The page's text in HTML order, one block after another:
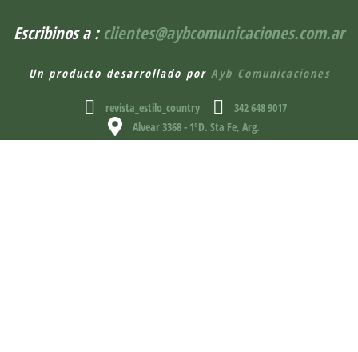
Escribinos a : clientes@aybcomunicaciones.com.ar
Un producto desarrollado por Ayb Comunicaciones
revista_estilo_country
342 648 9017
Alvear 3368 - 1ºD. Sta Fe, Arg.